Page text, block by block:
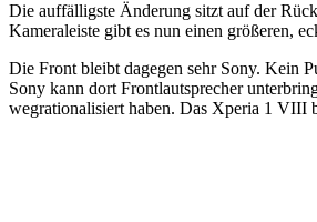
Die auffälligste Änderung sitzt auf der
Kameraleiste gibt es nun einen größeren,
Die Front bleibt dagegen sehr Sony. Kein
Sony kann dort Frontlautsprecher
wegrationalisiert haben. Das Xperia 1 VIII